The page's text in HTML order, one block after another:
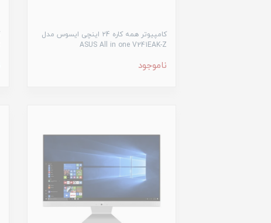
کامپیوتر همه کاره ۲4 اینچی ایسوس مدل
ASUS All in one V241EAK-Z
ناموجود